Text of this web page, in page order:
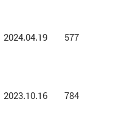
2024.04.19 577
2023.10.16 784